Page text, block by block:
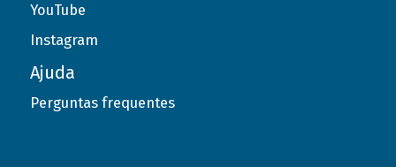
YouTube
Instagram
Ajuda
Perguntas frequentes